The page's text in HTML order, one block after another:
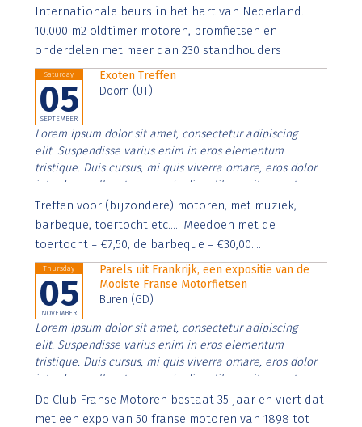
Aenean faucibus nibh et justo cursus id rutrum lorem
imperdiet. Nunc ut sem vitae risus tristique posuere.
Internationale beurs in het hart van Nederland.
10.000 m2 oldtimer motoren, bromfietsen en
onderdelen met meer dan 230 standhouders
Saturday
05
SEPTEMBER
Exoten Treffen
Doorn (UT)
Lorem ipsum dolor sit amet, consectetur adipiscing
elit. Suspendisse varius enim in eros elementum
tristique. Duis cursus, mi quis viverra ornare, eros dolor
interdum nulla, ut commodo diam libero vitae erat.
Aenean faucibus nibh et justo cursus id rutrum lorem
imperdiet. Nunc ut sem vitae risus tristique posuere.
Treffen voor (bijzondere) motoren, met muziek,
barbeque, toertocht etc..... Meedoen met de
toertocht = €7,50, de barbeque = €30,00....
Thursday
05
NOVEMBER
Parels uit Frankrijk, een expositie van de
Mooiste Franse Motorfietsen
Buren (GD)
Lorem ipsum dolor sit amet, consectetur adipiscing
elit. Suspendisse varius enim in eros elementum
tristique. Duis cursus, mi quis viverra ornare, eros dolor
interdum nulla, ut commodo diam libero vitae erat.
Aenean faucibus nibh et justo cursus id rutrum lorem
imperdiet. Nunc ut sem vitae risus tristique posuere.
De Club Franse Motoren bestaat 35 jaar en viert dat
met een expo van 50 franse motoren van 1898 tot